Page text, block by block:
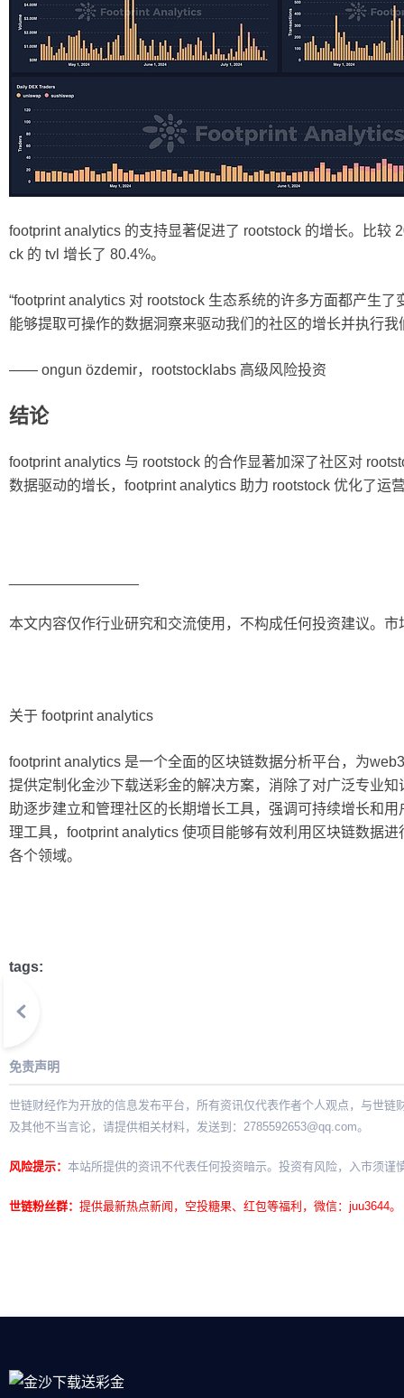
footprint analytics 的支持显著促进了 rootstock 的增长。比较
ck 的 tvl 增长了 80.4%。
“footprint analytics 对 rootstock 生态系统的许多方面都产生
能够提取可操作的数据洞察来驱动我们的社区的增长并执行我
—— ongun özdemir，rootstocklabs 高级风险投资
结论
footprint analytics 与 rootstock 的合作显著加深了社区对
数据驱动的增长，footprint analytics 助力 rootstock 优化了运
本文内容仅作行业研究和交流使用，不构成任何投资建议。
关于 footprint analytics
footprint analytics 是一个全面的区块链数据分析平台，为
提供定制化金沙下载送彩金的解决方案，消除了对广泛专业
助逐步建立和管理社区的长期增长工具，强调可持续增长和
理工具，footprint analytics 使项目能够有效利用区块链数据
各个领域。
tags:
免责声明
世链财经作为开放的信息发布平台，所有资讯仅代表作者个人观点，与世
及其他不当言论，请提供相关材料，发送到： 2785592653@qq.com。
风险提示： 本站所提供的资讯不代表任何投资暗示。投资有风险，入市须谨
世链粉丝群： 提供最新热点新闻，空投糖果、红包等福利，微信：juu3644。